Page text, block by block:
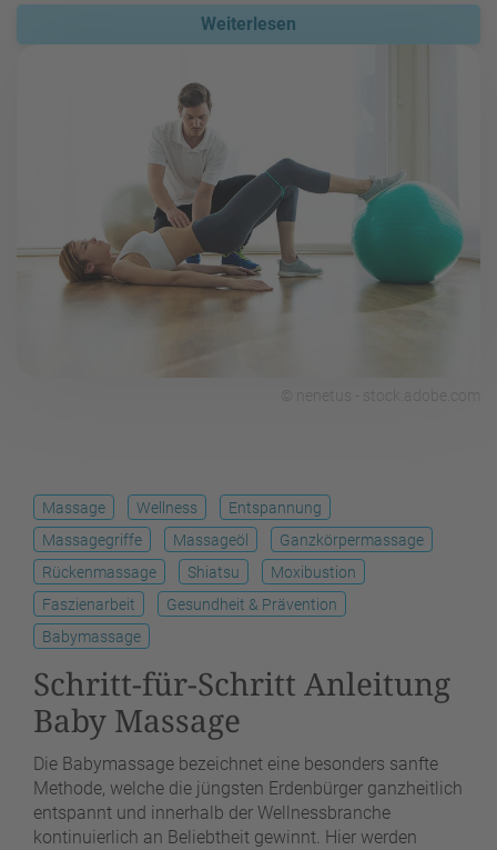
Weiterlesen
Massage Wellness
Entspannung
Massagegriffe
Massageöl
Ganzkörpermassage
Rückenmassage
Shiatsu
Moxibustion
Faszienarbeit
Gesundheit & Prävention
Babymassage
Schritt-für-Schritt Anleitung
Baby Massage
Die Babymassage bezeichnet eine besonders sanfte
Methode, welche die jüngsten Erdenbürger ganzheitlich
entspannt und innerhalb der Wellnessbranche
kontinuierlich an Beliebtheit gewinnt. Hier werden